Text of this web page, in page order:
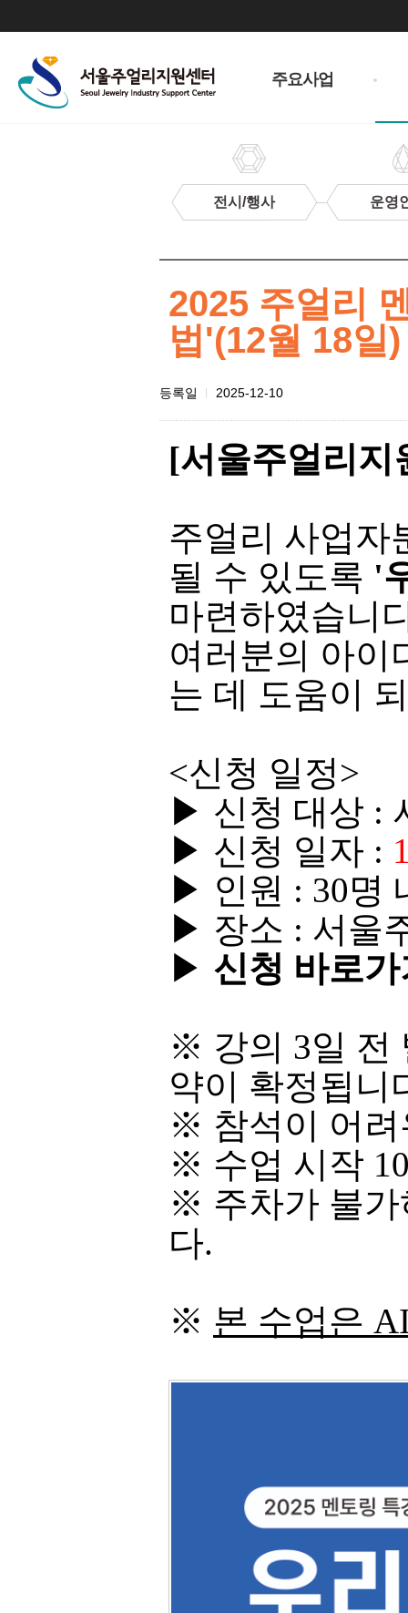
주요사업
전시/행사 운영
2025 주얼리
법'(12월 18일
등록일 2025-12-10
첨
[서울주얼리지
주얼리 사업자
될 수 있도록 '
마련하였습니
여러분의 아이
는 데 도움이
<신청 일정>
▶ 신청 대상 :
▶ 신청 일자 :
▶​ 인원 : 30명
▶​ 장소 : 서울
▶​ 신청 바로가
※ 강의 3일 전
약이 확정됩니
※ 참석이 어려
※
수업 시작
※
주차가 불
다.
※ 본 수업은